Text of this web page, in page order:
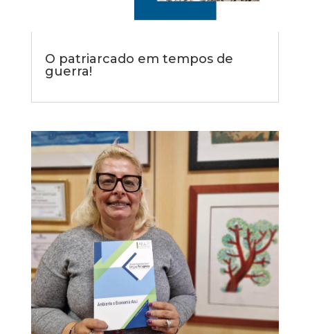
O patriarcado em tempos de
guerra!